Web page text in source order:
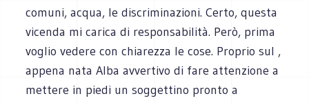
comuni, acqua, le discriminazioni. Certo, questa
vicenda mi carica di responsabilità. Però, prima
voglio vedere con chiarezza le cose. Proprio sul ,
appena nata Alba avvertivo di fare attenzione a
mettere in piedi un soggettino pronto a